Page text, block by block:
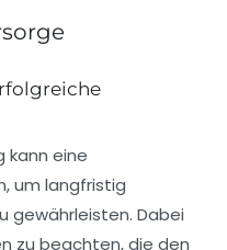
kann eine
um langfristig
gewährleisten. Dabei
zu beachten, die den